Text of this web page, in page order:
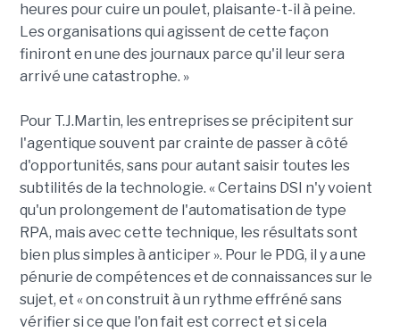
heures pour cuire un poulet, plaisante-t-il à peine.
Les organisations qui agissent de cette façon
finiront en une des journaux parce qu'il leur sera
arrivé une catastrophe. »
Pour T.J.Martin, les entreprises se précipitent sur
l'agentique souvent par crainte de passer à côté
d'opportunités, sans pour autant saisir toutes les
subtilités de la technologie. « Certains DSI n'y voient
qu'un prolongement de l'automatisation de type
RPA, mais avec cette technique, les résultats sont
bien plus simples à anticiper ». Pour le PDG, il y a une
pénurie de compétences et de connaissances sur le
sujet, et « on construit à un rythme effréné sans
vérifier si ce que l'on fait est correct et si cela